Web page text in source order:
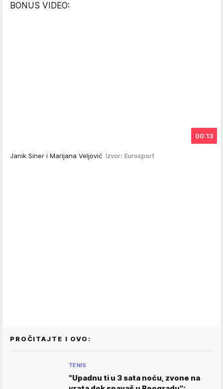
BONUS VIDEO:
00:13
Janik Siner i Marijana Veljović Izvor: Eurosport
PROČITAJTE I OVO:
TENIS
"Upadnu ti u 3 sata noću, zvone na